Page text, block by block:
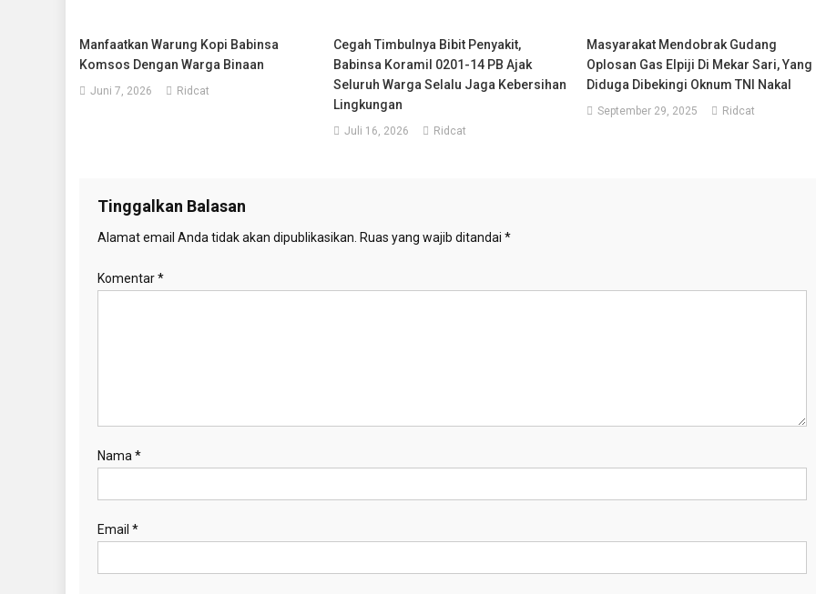
Manfaatkan Warung Kopi Babinsa
Komsos Dengan Warga Binaan
Juni 7, 2026 Ridcat
Cegah Timbulnya Bibit Penyakit,
Babinsa Koramil 0201-14 PB Ajak
Seluruh Warga Selalu Jaga Kebersihan
Lingkungan
Juli 16, 2026 Ridcat
Masyarakat Mendobrak Gudang
Oplosan Gas Elpiji Di Mekar Sari, Yang
Diduga Dibekingi Oknum TNI Nakal
September 29, 2025 Ridcat
Tinggalkan Balasan
Alamat email Anda tidak akan dipublikasikan. Ruas yang wajib ditandai *
Komentar*
Nama *
Email *